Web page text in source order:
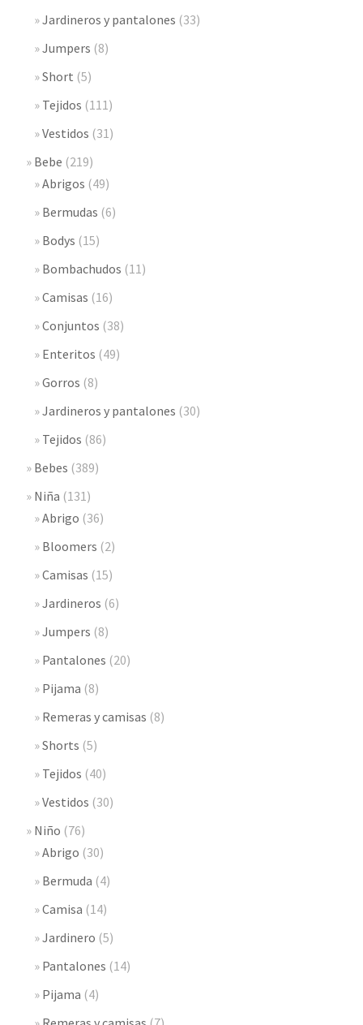
Jardineros y pantalones (33)
Jumpers (8)
Short (5)
Tejidos (111)
Vestidos (31)
Bebe (219)
Abrigos (49)
Bermudas (6)
Bodys (15)
Bombachudos (11)
Camisas (16)
Conjuntos (38)
Enteritos (49)
Gorros (8)
Jardineros y pantalones (30)
Tejidos (86)
Bebes (389)
Niña (131)
Abrigo (36)
Bloomers (2)
Camisas (15)
Jardineros (6)
Jumpers (8)
Pantalones (20)
Pijama (8)
Remeras y camisas (8)
Shorts (5)
Tejidos (40)
Vestidos (30)
Niño (76)
Abrigo (30)
Bermuda (4)
Camisa (14)
Jardinero (5)
Pantalones (14)
Pijama (4)